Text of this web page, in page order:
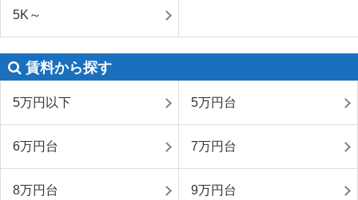
5K～
賃料から探す
5万円以下 5万円台
6万円台 7万円台
8万円台 9万円台